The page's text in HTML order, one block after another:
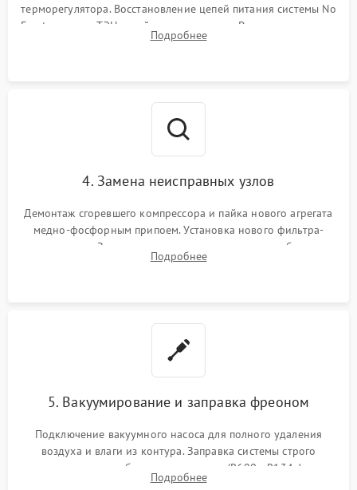
терморегулятора. Восстановление цепей питания системы No
Frost, включая ТЭН оттайки и вентилятор. Ремонт или замена
платы управления при сбоях алгоритмов.
Подробнее
4. Замена неисправных узлов
Демонтаж сгоревшего компрессора и пайка нового агрегата
медно-фосфорным припоем. Установка нового фильтра-
осушителя. Замена изношенных вентиляторов обдува,
сломанных заслонок или поврежденных дверных петель.
Подробнее
5. Вакуумирование и заправка фреоном
Подключение вакуумного насоса для полного удаления
воздуха и влаги из контура. Заправка системы строго
дозированным объемом хладагента (R600a, R134a) по
электронным весам. Контроль рабочего давления в системе.
Подробнее